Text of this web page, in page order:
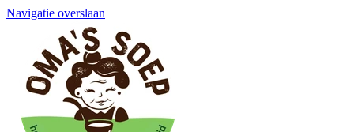
Navigatie overslaan